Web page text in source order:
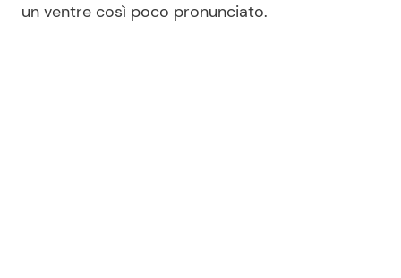
Info
un ventre così poco pronunciato.